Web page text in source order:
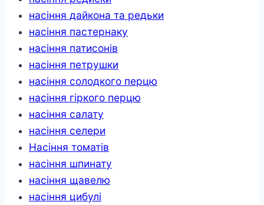
насіння дайкона та редьки
насіння пастернаку
насіння патисонів
насіння петрушки
насіння солодкого перцю
насіння гіркого перцю
насіння салату
насіння селери
Насіння томатів
насіння шпинату
насіння щавелю
насіння цибулі